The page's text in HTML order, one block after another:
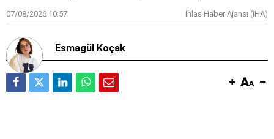
07/08/2026 10:57 İhlas Haber Ajansı (IHA)
Esmagül Koçak